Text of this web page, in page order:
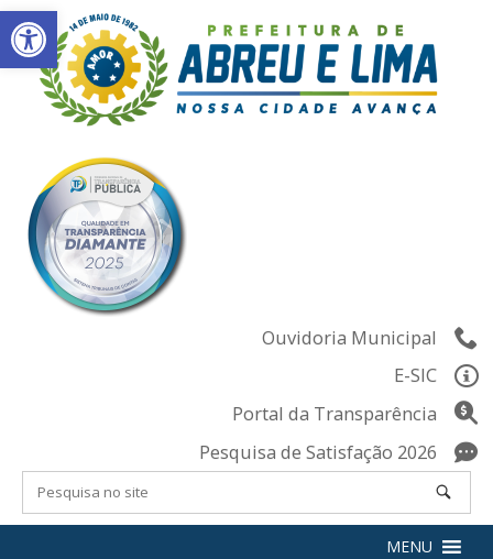
Abrir a barra de ferramentas
Skip
to
content
Ouvidoria Municipal
E-SIC
Portal da Transparência
Pesquisa de Satisfação 2026
MENU